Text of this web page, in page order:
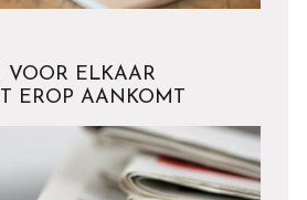
VOOR ELKAAR
EROP AANKOMT